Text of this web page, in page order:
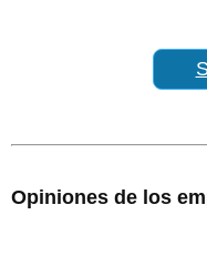
Opiniones de los